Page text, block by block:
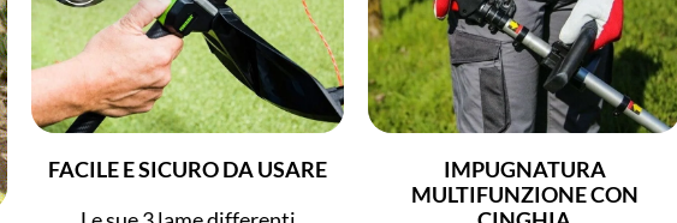
FACILE E SICURO DA USARE
IMPUGNATURA
MULTIFUNZIONE CON